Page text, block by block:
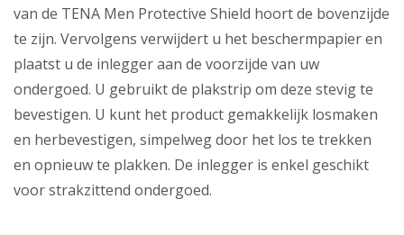
van de TENA Men Protective Shield hoort de bovenzijde
te zijn. Vervolgens verwijdert u het beschermpapier en
plaatst u de inlegger aan de voorzijde van uw
ondergoed. U gebruikt de plakstrip om deze stevig te
bevestigen. U kunt het product gemakkelijk losmaken
en herbevestigen, simpelweg door het los te trekken
en opnieuw te plakken. De inlegger is enkel geschikt
voor strakzittend ondergoed.